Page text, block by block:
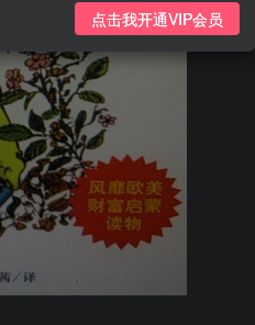
点击我开通VIP会员